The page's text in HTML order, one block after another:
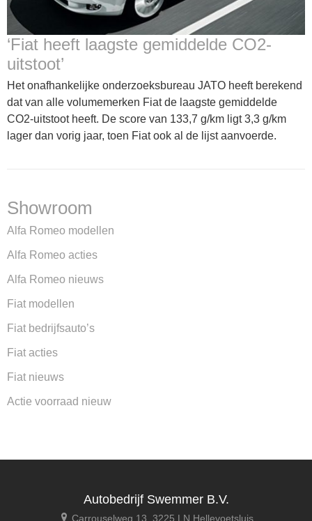
‘Fiat heeft laagste gemiddelde CO2-
uitstoot’
Het onafhankelijke onderzoeksbureau JATO heeft berekend
dat van alle volumemerken Fiat de laagste gemiddelde
CO2-uitstoot heeft. De score van 133,7 g/km ligt 3,3 g/km
lager dan vorig jaar, toen Fiat ook al de lijst aanvoerde.
Showroom
Alfa Romeo modellen
Alfa Romeo acties
Alfa Romeo nieuws
Fiat modellen
Fiat bedrijfsauto’s
Fiat acties
Fiat nieuws
Actie voorraad nieuw
Autobedrijf Swemmer B.V.
Carrouselweg 13, 3225 LN Hellevoetsluis